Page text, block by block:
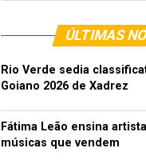
ÚLTIMAS
Rio Verde sedia
Goiano 2026 de Xadrez
Fátima Leão ensina
músicas que vendem